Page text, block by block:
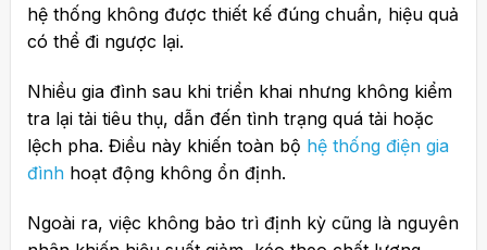
hệ thống không được thiết kế đúng chuẩn, hiệu quả
có thể đi ngược lại.
Nhiều gia đình sau khi triển khai nhưng không kiểm
tra lại tải tiêu thụ, dẫn đến tình trạng quá tải hoặc
lệch pha. Điều này khiến toàn bộ hệ thống điện gia
đìnhhoạt động không ổn định.
Ngoài ra, việc không bảo trì định kỳ cũng là nguyên